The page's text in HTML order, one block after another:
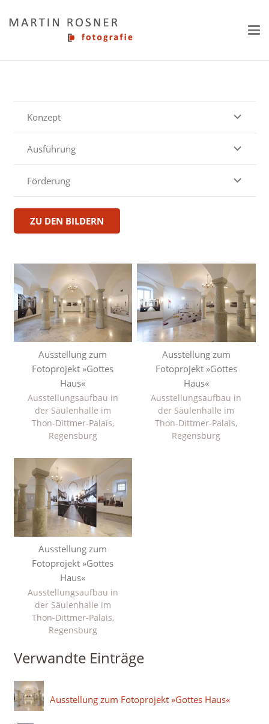
Konzept
Ausführung
Förderung
ZU DEN BILDERN
Ausstellung zum
Fotoprojekt »Gottes
Haus«
Ausstellungsaufbau in
der Säulenhalle im
Thon-Dittmer-Palais,
Regensburg
Ausstellung zum
Fotoprojekt »Gottes
Haus«
Ausstellungsaufbau in
der Säulenhalle im
Thon-Dittmer-Palais,
Regensburg
Ausstellung zum
Fotoprojekt »Gottes
Haus«
Ausstellungsaufbau in
der Säulenhalle im
Thon-Dittmer-Palais,
Regensburg
Verwandte Einträge
Ausstellung zum Fotoprojekt »Gottes Haus«